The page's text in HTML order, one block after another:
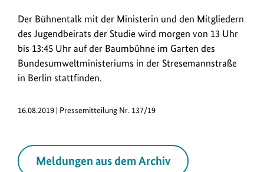
Der Bühnentalk mit der Ministerin und den Mitgliedern
des Jugendbeirats der Studie wird morgen von 13 Uhr
bis 13:45 Uhr auf der Baumbühne im Garten des
Bundesumweltministeriums in der Stresemannstraße
in Berlin stattfinden.
16.08.2019 | Pressemitteilung Nr. 137/19
Meldungen aus dem Archiv